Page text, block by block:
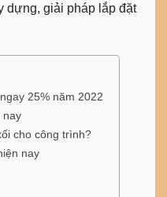
dựng, giải pháp lắp đặt
25% năm 2022
nay
cho công trình?
nay